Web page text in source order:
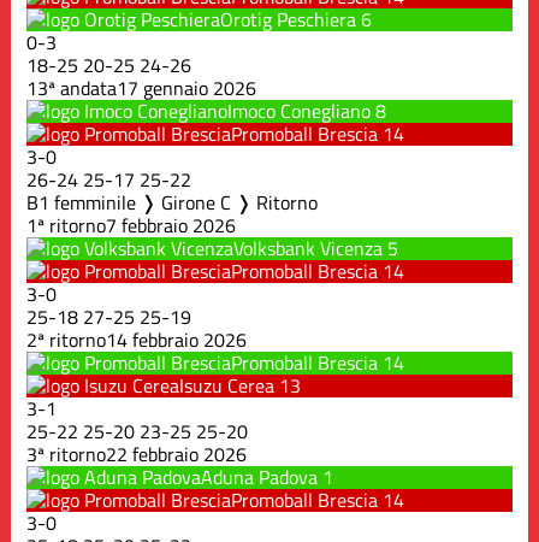
Orotig Peschiera6
0-3
18-25 20-25 24-26
13ª andata17 gennaio 2026
Imoco Conegliano8
Promoball Brescia 14
3-0
26-24 25-17 25-22
B1 femminile ❭ Girone C ❭ Ritorno
1ª ritorno7 febbraio 2026
Volksbank Vicenza 5
Promoball Brescia 14
3-0
25-18 27-25 25-19
2ª ritorno14 febbraio 2026
Promoball Brescia 14
Isuzu Cerea 13
3-1
25-22 25-20 23-25 25-20
3ª ritorno22 febbraio 2026
Aduna Padova 1
Promoball Brescia 14
3-0